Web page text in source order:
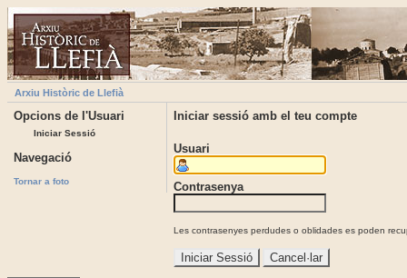
Arxiu Històric de Llefià
Opcions de l'Usuari
Iniciar Sessió
Navegació
Tornar a foto
Iniciar sessió amb el teu compte
Usuari
Contrasenya
Les contrasenyes perdudes o oblidades es poden